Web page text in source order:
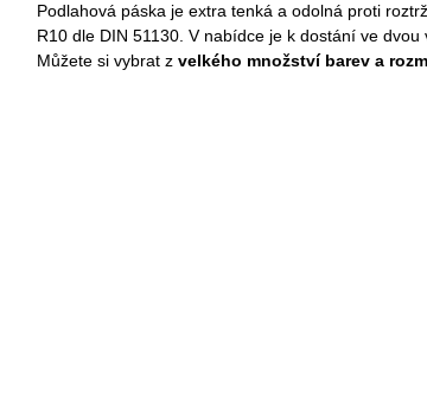
Podlahová páska je extra tenká a odolná proti
R10 dle DIN 51130. V nabídce je k dostání ve dvou
Můžete si vybrat z velkého množství barev a